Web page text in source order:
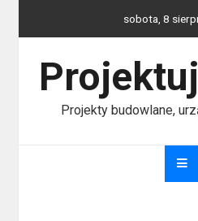
sobota, 8
Projekty budowlane,